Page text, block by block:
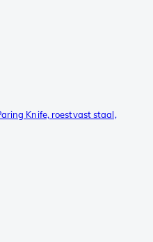
Knife, roestvast staal,